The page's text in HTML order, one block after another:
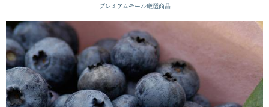
プレミアムモール厳選商品